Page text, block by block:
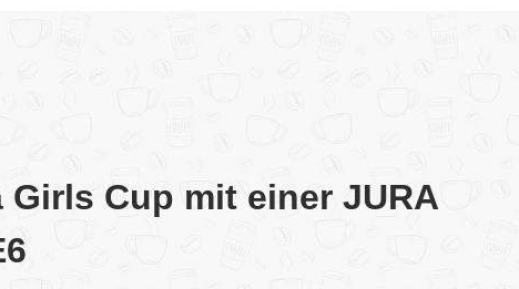
Cup mit einer JURA